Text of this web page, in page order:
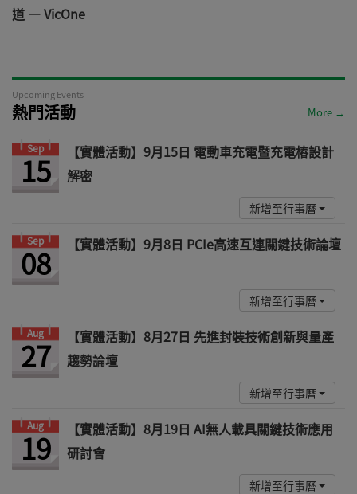
道 — VicOne
Upcoming Events
熱門活動 More →
Sep
15
【實體活動】9月15日 電動車充電暨充電樁設計
解密
新增至行事曆
Sep
08 【實體活動】9月8日 PCIe高速互連關鍵技術論壇
新增至行事曆
Aug
27
【實體活動】8月27日 先進封裝技術創新與量產
趨勢論壇
新增至行事曆
Aug
19
【實體活動】8月19日 AI無人載具關鍵技術應用
研討會
新增至行事曆